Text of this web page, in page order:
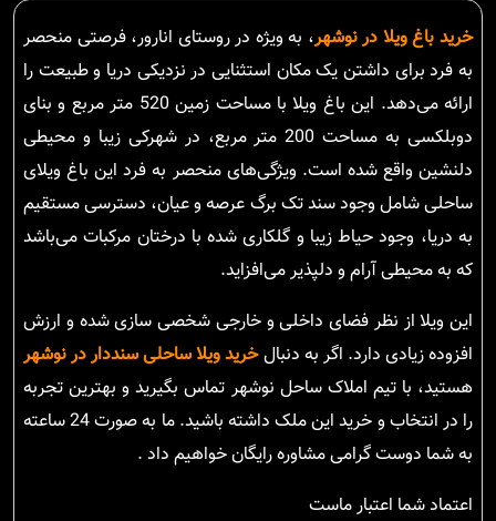
خرید باغ ویلا در نوشهر، به ویژه در روستای انارور، فرصتی منحصر
به فرد برای داشتن یک مکان استثنایی در نزدیکی دریا و طبیعت را
ارائه می‌دهد. این باغ ویلا با مساحت زمین 520 متر مربع و بنای
دوبلکسی به مساحت 200 متر مربع، در شهرکی زیبا و محیطی
دلنشین واقع شده است. ویژگی‌های منحصر به فرد این باغ ویلای
ساحلی شامل وجود سند تک برگ عرصه و عیان، دسترسی مستقیم
به دریا، وجود حیاط زیبا و گلکاری شده با درختان مرکبات می‌باشد
که به محیطی آرام و دلپذیر می‌افزاید.
این ویلا از نظر فضای داخلی و خارجی شخصی سازی شده و ارزش
افزوده زیادی دارد. اگر به دنبالخرید ویلا ساحلی سنددار در نوشهر
هستید، با تیم املاک ساحل نوشهر تماس بگیرید و بهترین تجربه
را در انتخاب و خرید این ملک داشته باشید. ما به صورت 24 ساعته
به شما دوست گرامی مشاوره رایگان خواهیم داد .
اعتماد شما اعتبار ماست